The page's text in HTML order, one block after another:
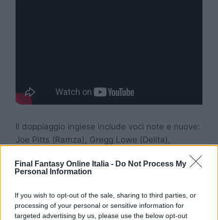
Final Fantasy Online Italia - Do Not Process My
Personal Information
If you wish to opt-out of the sale, sharing to third parties, or
processing of your personal or sensitive information for
targeted advertising by us, please use the below opt-out
Il doppiaggio inglese include voci note e nuove:
Joe Pitts (Ramza), Gregg Lowe (Delita),
(Cidolfus), Harry McEntire (Mustadio), Ben Starr
(Cloud,Final Fantasy VII Remake) e Briana
White (Aerith, Final Fantasy VII Remake) nei